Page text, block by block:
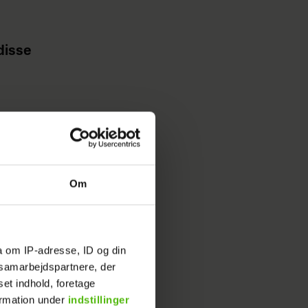
Om
om IP-adresse, ID og din
der
indhold, foretage
under indstillinger